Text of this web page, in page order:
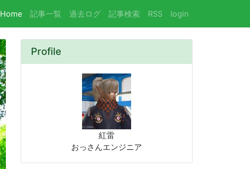
Home (current)
記事一覧 過去ログ 記事検索 RSS login
Profile
紅雷
おっさんエンジニア